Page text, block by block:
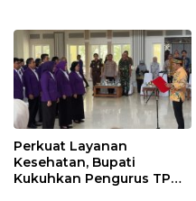
Perkuat Layanan
Kesehatan, Bupati
Kukuhkan Pengurus TP